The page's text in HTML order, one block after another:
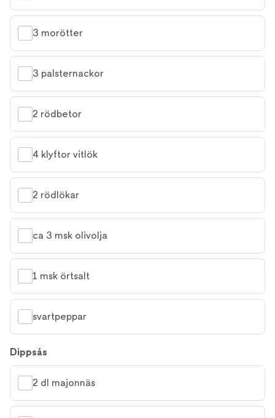
3 morötter
3 palsternackor
2 rödbetor
4 klyftor vitlök
2 rödlökar
ca 3 msk olivolja
1 msk örtsalt
svartpeppar
Dippsås
2 dl majonnäs